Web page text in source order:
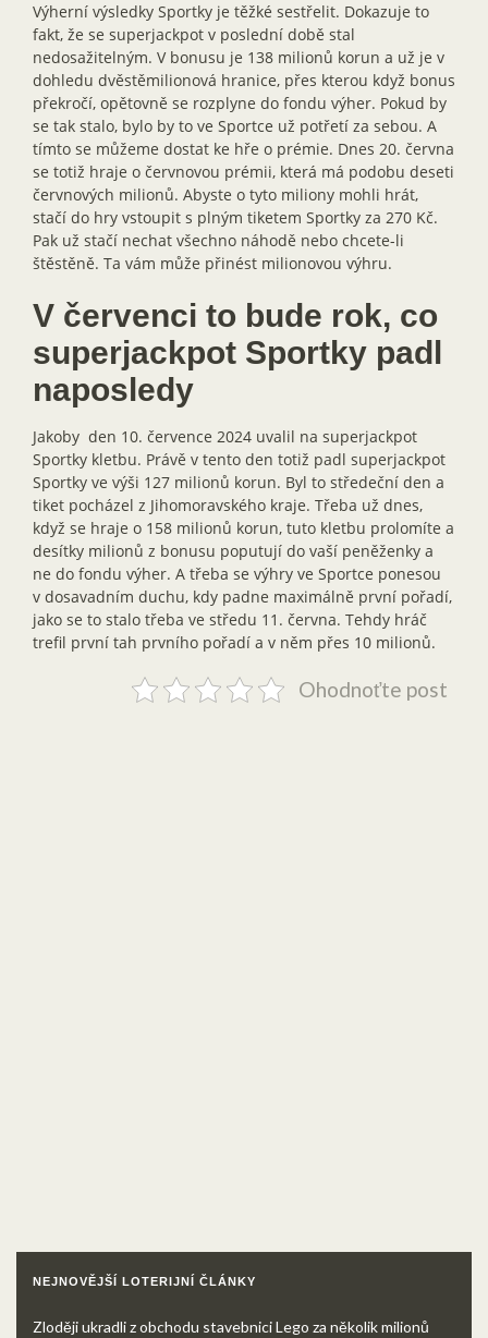
Výherní výsledky Sportky je těžké sestřelit. Dokazuje to
fakt, že se superjackpot v poslední době stal
nedosažitelným. V bonusu je 138 milionů korun a už je v
dohledu dvěstěmilionová hranice, přes kterou když bonus
překročí, opětovně se rozplyne do fondu výher. Pokud by
se tak stalo, bylo by to ve Sportce už potřetí za sebou. A
tímto se můžeme dostat ke hře o prémie. Dnes 20. června
se totiž hraje o červnovou prémii, která má podobu deseti
červnových milionů. Abyste o tyto miliony mohli hrát,
stačí do hry vstoupit s plným tiketem Sportky za 270 Kč.
Pak už stačí nechat všechno náhodě nebo chcete-li
štěstěně. Ta vám může přinést milionovou výhru.
V červenci to bude rok, co
superjackpot Sportky padl
naposledy
Jakoby den 10. července 2024 uvalil na superjackpot
Sportky kletbu. Právě v tento den totiž padl superjackpot
Sportky ve výši 127 milionů korun. Byl to středeční den a
tiket pocházel z Jihomoravského kraje. Třeba už dnes,
když se hraje o 158 milionů korun, tuto kletbu prolomíte a
desítky milionů z bonusu poputují do vaší peněženky a
ne do fondu výher. A třeba se výhry ve Sportce ponesou
v dosavadním duchu, kdy padne maximálně první pořadí,
jako se to stalo třeba ve středu 11. června. Tehdy hráč
trefil první tah prvního pořadí a v něm přes 10 milionů.
Ohodnoťte post
NEJNOVĚJŠÍ LOTERIJNÍ ČLÁNKY
Zloději ukradli z obchodu stavebnici Lego za několik milionů